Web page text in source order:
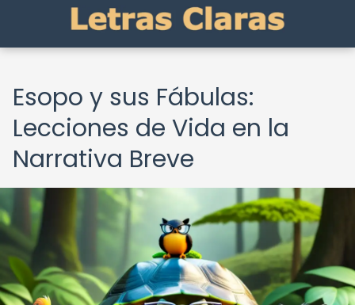
Esopo y sus Fábulas:
Lecciones de Vida en la
Narrativa Breve